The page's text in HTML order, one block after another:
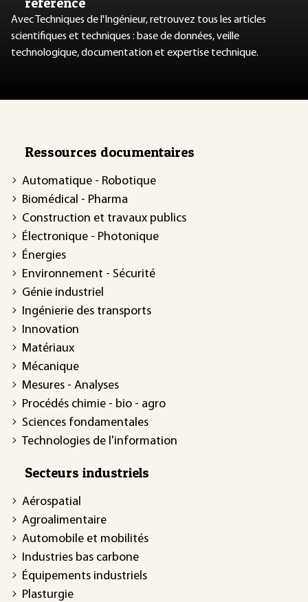
Avec Techniques de l'Ingénieur, retrouvez tous les articles
scientifiques et techniques : base de données, veille
technologique, documentation et expertise technique.
Ressources documentaires
Automatique - Robotique
Biomédical - Pharma
Construction et travaux publics
Électronique - Photonique
Énergies
Environnement - Sécurité
Génie industriel
Ingénierie des transports
Innovation
Matériaux
Mécanique
Mesures - Analyses
Procédés chimie - bio - agro
Sciences fondamentales
Technologies de l'information
Secteurs industriels
Aérospatial
Agroalimentaire
Automobile et mobilités
Industries bas carbone
Équipements industriels
Plasturgie